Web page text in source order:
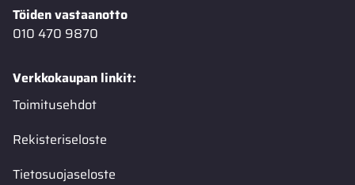
Töiden vastaanotto
010 470 9870
Verkkokaupan linkit:
Toimitusehdot
Rekisteriseloste
Tietosuojaseloste